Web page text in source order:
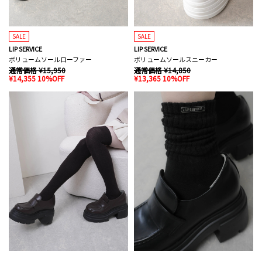
SALE
LIP SERVICE
ボリュームソールローファー
通常価格 ¥15,950
¥14,355 10%OFF
SALE
LIP SERVICE
ボリュームソールスニーカー
通常価格 ¥14,850
¥13,365 10%OFF